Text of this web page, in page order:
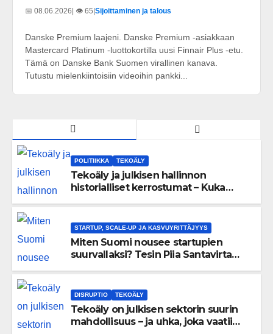
📅 08.06.2026| 👁️ 65|Sijoittaminen ja talous
Danske Premium laajeni. Danske Premium -asiakkaan
Mastercard Platinum -luottokortilla uusi Finnair Plus -etu.
Tämä on Danske Bank Suomen virallinen kanava.
Tutustu mielenkiintoisiin videoihin pankki...
POLITIIKKA TEKOÄLY
Tekoäly ja julkisen hallinnon
historialliset kerrostumat – Kuka
STARTUP, SCALE-UP JA KASVUYRITTÄJYYS
Miten Suomi nousee startupien
suurvallaksi? Tesin Piia Santavirta
DISRUPTIO TEKOÄLY
Tekoäly on julkisen sektorin suurin
mahdollisuus – ja uhka, joka vaatii